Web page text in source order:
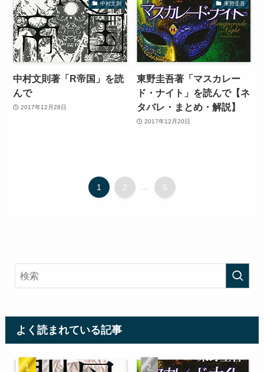
中村文則
中村文則著「R帝国」を読
んで
2017年12月28日
東野圭吾
東野圭吾著「マスカレー
ド・ナイト」を読んで【ネ
タバレ・まとめ・解説】
2017年12月20日
1 2 ... 5
よく読まれている記事